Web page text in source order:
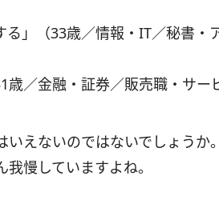
」（33歳／情報・IT／秘書・
／金融・証券／販売職・サー
えないのではないでしょうか
慢していますよね。